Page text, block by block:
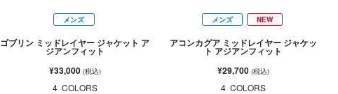
メンズ
ゴブリン ミッドレイヤー ジャケット ア
ジアンフィット
¥33,000 (税込)
4 COLORS
メンズ NEW
アコンカグア ミッドレイヤー ジャケッ
ト アジアンフィット
¥29,700 (税込)
4 COLORS